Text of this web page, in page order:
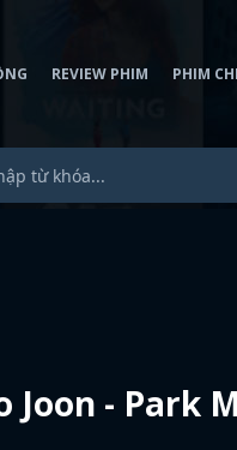
REVIEW PHIM PHIM
Joon -